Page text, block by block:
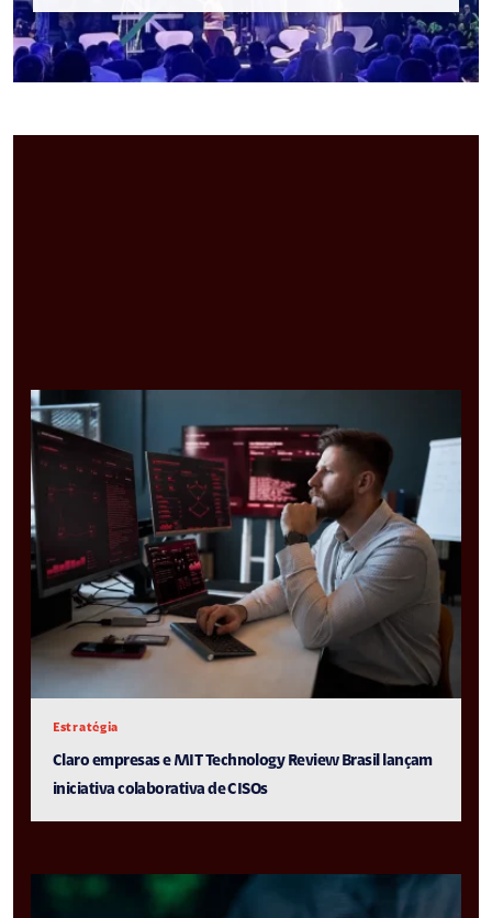
Estratégia
Claro empresas e MIT Technology Review Brasil lançam
iniciativa colaborativa de CISOs